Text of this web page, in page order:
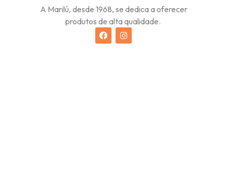
A Marilú, desde 1968, se dedica a oferecer
produtos de alta qualidade.